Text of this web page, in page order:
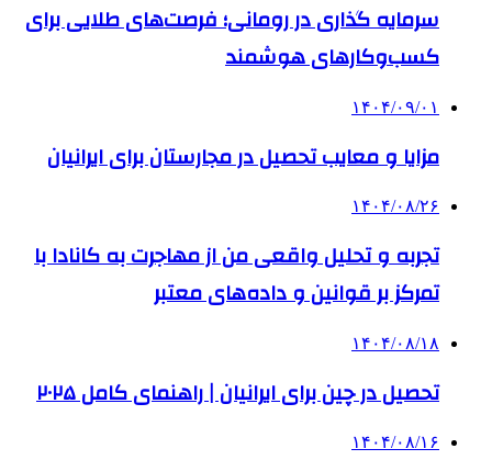
سرمایه گذاری در رومانی؛ فرصت‌های طلایی برای
کسب‌وکارهای هوشمند
۱۴۰۴/۰۹/۰۱
مزایا و معایب تحصیل در مجارستان برای ایرانیان
۱۴۰۴/۰۸/۲۶
تجربه و تحلیل واقعی من از مهاجرت به کانادا با
تمرکز بر قوانین و داده‌های معتبر
۱۴۰۴/۰۸/۱۸
تحصیل در چین برای ایرانیان | راهنمای کامل ۲۰۲۵
۱۴۰۴/۰۸/۱۶